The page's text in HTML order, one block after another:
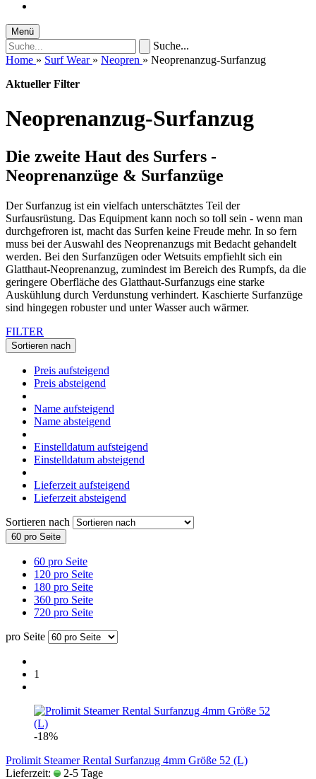
Menü
Suche...
Home » Surf Wear » Neopren » Neoprenanzug-Surfanzug
Aktueller Filter
Neoprenanzug-Surfanzug
Die zweite Haut des Surfers -
Neoprenanzüge & Surfanzüge
Der Surfanzug ist ein vielfach unterschätztes Teil der
Surfausrüstung. Das Equipment kann noch so toll sein - wenn man
durchgefroren ist, macht das Surfen keine Freude mehr. In so fern
muss bei der Auswahl des Neoprenanzugs mit Bedacht gehandelt
werden. Bei den Surfanzügen oder Wetsuits empfiehlt sich ein
Glatthaut-Neoprenanzug, zumindest im Bereich des Rumpfs, da die
geringere Oberfläche des Glatthaut-Surfanzugs eine starke
Auskühlung durch Verdunstung verhindert. Kaschierte Surfanzüge
sind hingegen robuster und unter Wasser auch wärmer.
FILTER
Sortieren nach
Preis aufsteigend
Preis absteigend
Name aufsteigend
Name absteigend
Einstelldatum aufsteigend
Einstelldatum absteigend
Lieferzeit aufsteigend
Lieferzeit absteigend
Sortieren nach
60 pro Seite
60 pro Seite
120 pro Seite
180 pro Seite
360 pro Seite
720 pro Seite
pro Seite
1
-18%
Prolimit Steamer Rental Surfanzug 4mm Größe 52 (L)
Lieferzeit:
2-5 Tage